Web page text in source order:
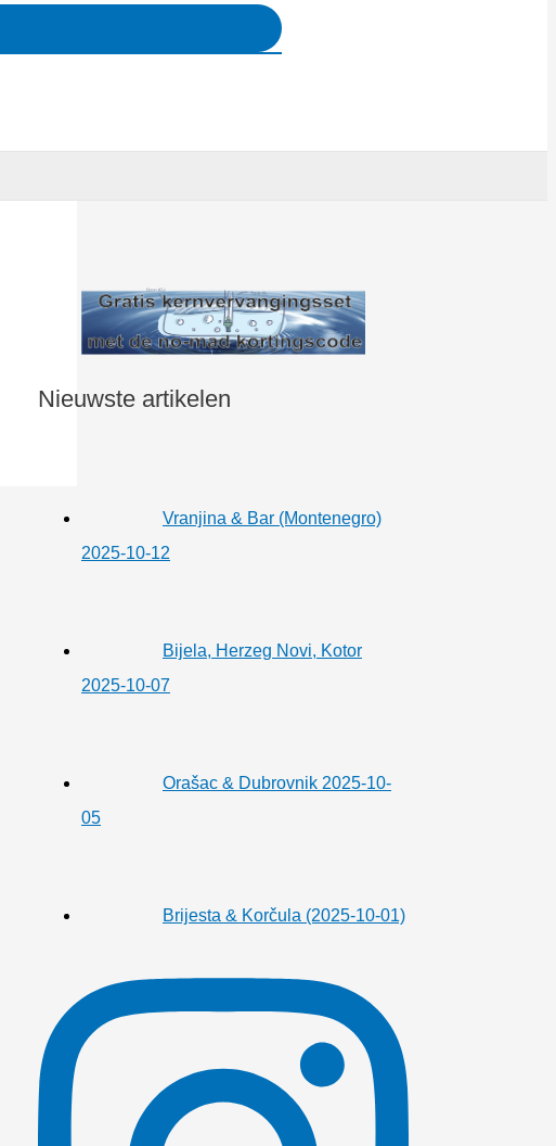
Nieuwste artikelen
Vranjina & Bar (Montenegro)
2025-10-12
Bijela, Herzeg Novi, Kotor
2025-10-07
Orašac & Dubrovnik 2025-10-
05
Brijesta & Korčula (2025-10-01)